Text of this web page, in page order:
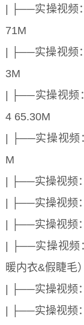
| ├──实操视频
71M
| ├──实操视频
3M
| ├──实操视频
4 65.30M
| ├──实操视频
M
| ├──实操视频
| ├──实操视频
| ├──实操视频
| ├──实操视频
暖内衣&假睫毛
| ├──实操视频
| ├──实操视频